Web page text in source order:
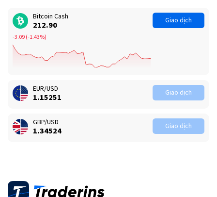
Bitcoin Cash
212.90
-3.09(-1.43%)
Giao dịch
EUR/USD
1.15250 Giao dịch
GBP/USD
1.34511 Giao dịch